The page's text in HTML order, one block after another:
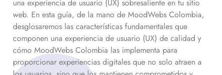
una experiencia de usuario (UX) sobresaliente en tu sitio
web. En esta guía, de la mano de MoodWebs Colombia,
desglosaremos las características fundamentales que
componen una experiencia de usuario (UX) de calidad y
cómo MoodWebs Colombia las implementa para
proporcionar experiencias digitales que no solo atraen a